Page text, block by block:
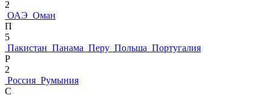
2
ОАЭ Оман
П
5
Пакистан Панама Перу Польша Португалия
Р
2
Россия Румыния
С